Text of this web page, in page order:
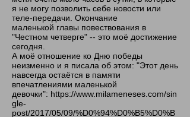
я не могу позволить себе новости или
теле-передачи. Окончание
маленькой главы повествования в
"Честном четверге" -- это моё достижение
сегодня.
А моё отношение ко Дню победы
неизменно и я писала об этом: "Этот день
навсегда остаётся в памяти
впечатлениями маленькой
девочки": https://www.milameneses.com/sin
gle-
post/2017/05/09/%D0%94%D0%B5%D0%B